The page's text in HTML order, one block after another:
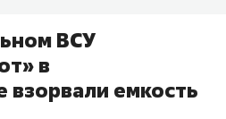
ВСУ
в
взорвали емкость